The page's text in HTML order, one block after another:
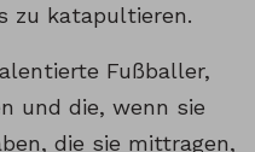
zu katapultieren.
Fußballer,
und die, wenn sie
die sie mittragen,